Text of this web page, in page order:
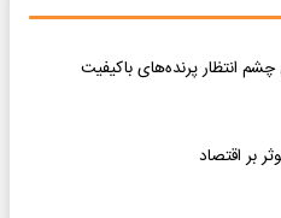
چشم انتظار پرنده‌های باکیفیت
بر اقتصاد